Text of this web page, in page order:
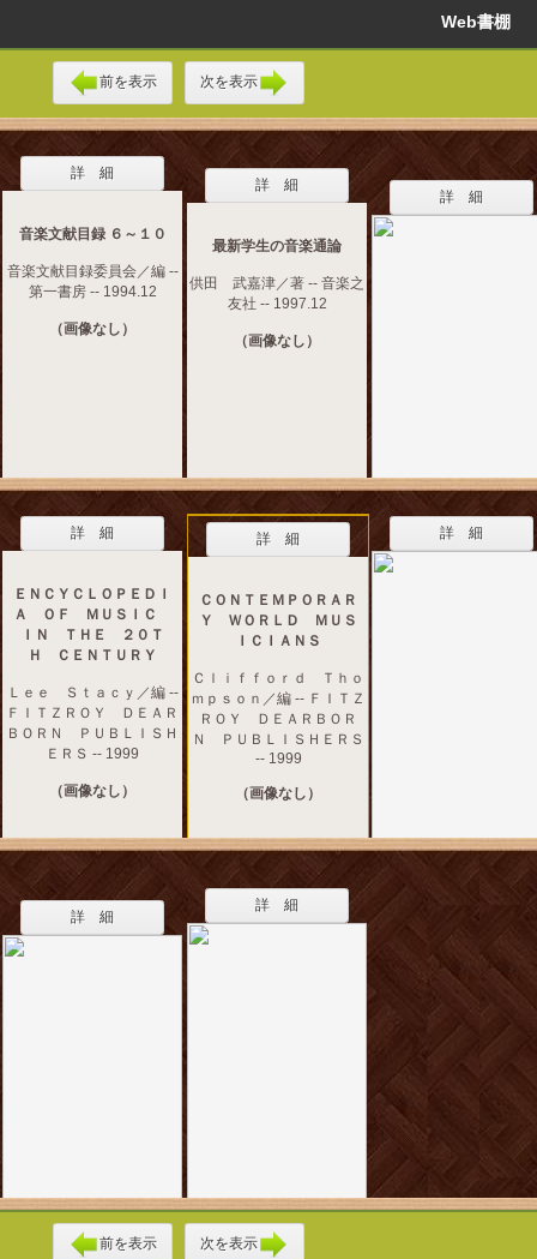
Web書棚
前を表示 次を表示
詳 細
音楽文献目録 ６～１０
音楽文献目録委員会／編 --
第一書房 -- 1994.12
（画像なし）
詳 細
最新学生の音楽通論
供田 武嘉津／著 -- 音楽之
友社 -- 1997.12
（画像なし）
詳 細
詳 細
ＥＮＣＹＣＬＯＰＥＤＩ
Ａ ＯＦ ＭＵＳＩＣ
ＩＮ ＴＨＥ ２０Ｔ
Ｈ ＣＥＮＴＵＲＹ
Ｌｅｅ Ｓｔａｃｙ／編 --
ＦＩＴＺＲＯＹ ＤＥＡＲ
ＢＯＲＮ ＰＵＢＬＩＳＨ
ＥＲＳ -- 1999
（画像なし）
詳 細
ＣＯＮＴＥＭＰＯＲＡＲ
Ｙ ＷＯＲＬＤ ＭＵＳ
ＩＣＩＡＮＳ
Ｃｌｉｆｆｏｒｄ Ｔｈｏ
ｍｐｓｏｎ／編 -- ＦＩＴＺ
ＲＯＹ ＤＥＡＲＢＯＲ
Ｎ ＰＵＢＬＩＳＨＥＲＳ
-- 1999
（画像なし）
詳 細
詳 細
詳 細
前を表示 次を表示